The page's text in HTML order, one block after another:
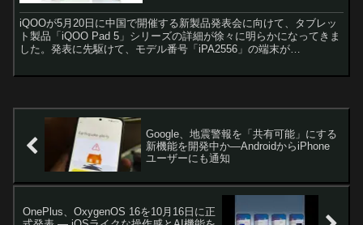
iQOOが5月20日に中国で開催する新製品発表会に向けて、タブレッ
ト製品「iQOO Pad 5」シリーズの詳細が徐々に明らかになってきま
した。発表に先駆けて、モデル番号「iPA2556」の端末が
Google、地震警報を「共有可能」にする
新機能を開発中か—AndroidからiPhone
ユーザーにも通知
OnePlus、OxygenOS 16を10月16日に正